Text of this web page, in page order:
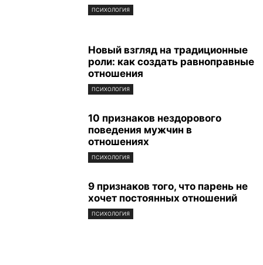
ПСИХОЛОГИЯ
Новый взгляд на традиционные
роли: как создать равноправные
отношения
ПСИХОЛОГИЯ
10 признаков нездорового
поведения мужчин в
отношениях
ПСИХОЛОГИЯ
9 признаков того, что парень не
хочет постоянных отношений
ПСИХОЛОГИЯ